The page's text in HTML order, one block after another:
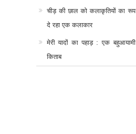
चीड़ की छाल को कलाकृतियों का रूप
दे रहा एक कलाकार
मेरी यादों का पहाड़ : एक बहुआयामी
किताब